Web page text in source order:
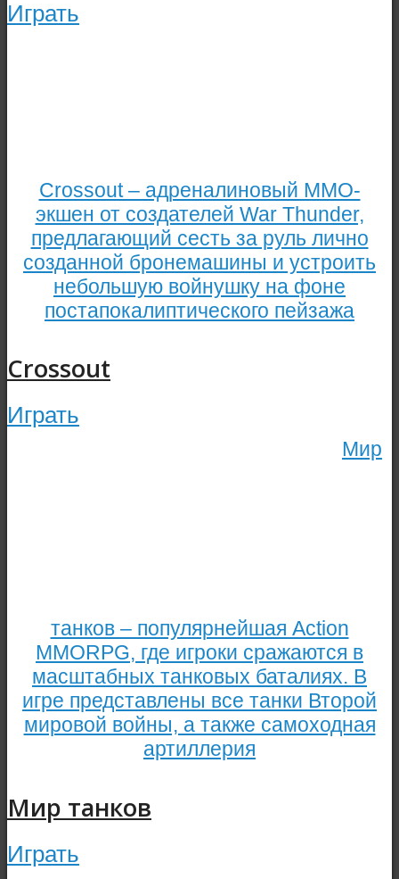
Играть
Crossout – адреналиновый MMO-
экшен от создателей War Thunder,
предлагающий сесть за руль лично
созданной бронемашины и устроить
небольшую войнушку на фоне
постапокалиптического пейзажа
Crossout
Играть
Мир
танков – популярнейшая Action
MMORPG, где игроки сражаются в
масштабных танковых баталиях. В
игре представлены все танки Второй
мировой войны, а также самоходная
артиллерия
Мир танков
Играть